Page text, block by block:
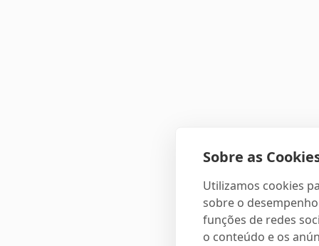
Sobre as
Utilizamos cookies
sobre o
funções de redes
o conteúdo e os